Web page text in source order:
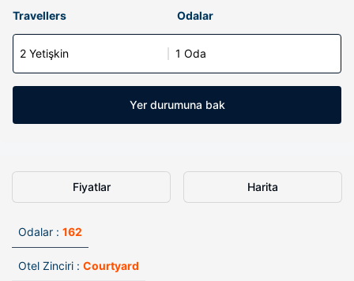
Travellers Odalar
2 Yetişkin 1 Oda
Yer durumuna bak
Fiyatlar Harita
Odalar : 162
Otel Zinciri : Courtyard